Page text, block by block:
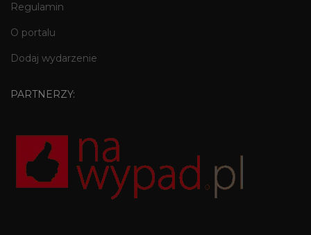
Regulamin
O portalu
Dodaj wydarzenie
PARTNERZY: